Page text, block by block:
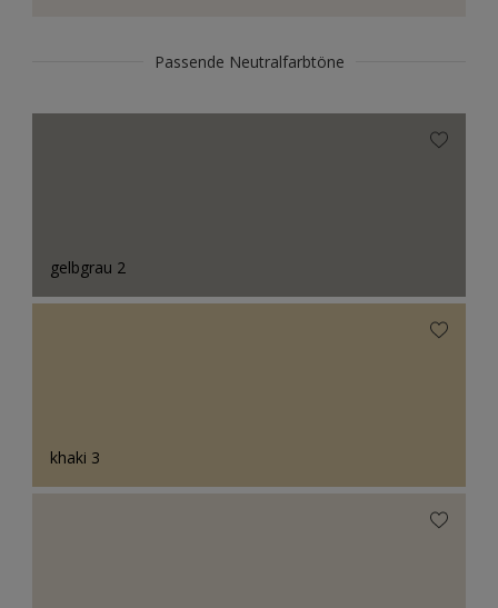
Passende Neutralfarbtöne
gelbgrau 2
khaki 3